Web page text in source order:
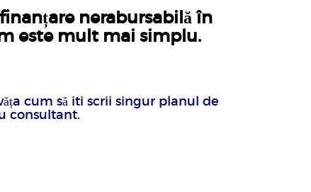
nerabursabilă în
este mult mai simplu.
cum să iti scrii singur planul de
consultant.